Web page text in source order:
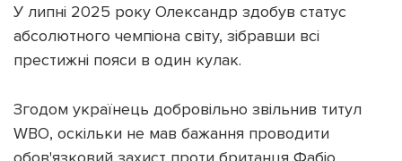
У липні 2025 року Олександр здобув статус
абсолютного чемпіона світу, зібравши всі
престижні пояси в один кулак.
Згодом українець добровільно звільнив титул
WBO, оскільки не мав бажання проводити
обов'язковий захист проти британця Фабіо